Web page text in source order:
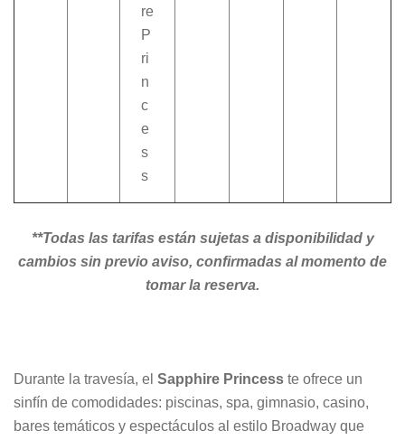
re
P
ri
n
c
e
s
s
**Todas las tarifas están sujetas a disponibilidad y
cambios sin previo aviso, confirmadas al momento de
tomar la reserva.
Durante la travesía, el Sapphire Princess te ofrece un
sinfín de comodidades: piscinas, spa, gimnasio, casino,
bares temáticos y espectáculos al estilo Broadway que